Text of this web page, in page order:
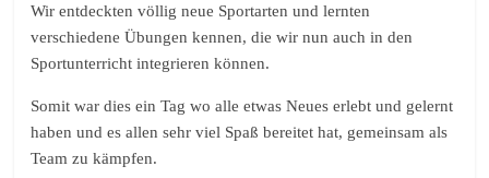
Wir entdeckten völlig neue Sportarten und lernten
verschiedene Übungen kennen, die wir nun auch in den
Sportunterricht integrieren können.
Somit war dies ein Tag wo alle etwas Neues erlebt und gelernt
haben und es allen sehr viel Spaß bereitet hat, gemeinsam als
Team zu kämpfen.